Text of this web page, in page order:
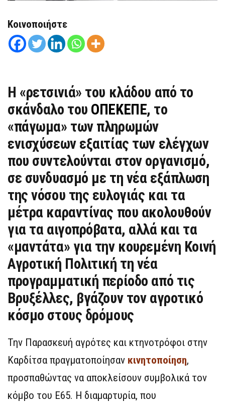
Κοινοποιήστε
Η «ρετσινιά» του κλάδου από το
σκάνδαλο του ΟΠΕΚΕΠΕ, το
«πάγωμα» των πληρωμών
ενισχύσεων εξαιτίας των ελέγχων
που συντελούνται στον οργανισμό,
σε συνδυασμό με τη νέα εξάπλωση
της νόσου της ευλογιάς και τα
μέτρα καραντίνας που ακολουθούν
για τα αιγοπρόβατα, αλλά και τα
«μαντάτα» για την κουρεμένη Κοινή
Αγροτική Πολιτική τη νέα
προγραμματική περίοδο από τις
Βρυξέλλες, βγάζουν τον αγροτικό
κόσμο στους δρόμους
Την Παρασκευή αγρότες και κτηνοτρόφοι στην
Καρδίτσα πραγματοποίησαν κινητοποίηση,
προσπαθώντας να αποκλείσουν συμβολικά τον
κόμβο του Ε65. Η διαμαρτυρία, που